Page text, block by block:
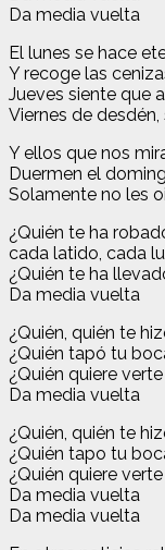
Da media vuelta
El lunes se hace
Y recoge las
Jueves siente que
Viernes de
Y ellos que nos
Duermen el
Solamente no les
¿Quién te ha
cada latido, cada
¿Quién te ha
Da media vuelta
¿Quién, quién te
¿Quién tapó tu
¿Quién quiere
Da media vuelta
¿Quién, quién te
¿Quién tapo tu
¿Quién quiere
Da media vuelta
Da media vuelta